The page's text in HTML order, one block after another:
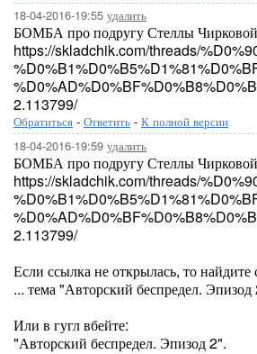
18-04-2016-19:55 удалить
БОМБА про подругу Стеллы
https://skladchik.com/threads/
2.113799/
Обратиться - Ответить - К полной версии
18-04-2016-19:59 удалить
БОМБА про подругу Стеллы
https://skladchik.com/threads/
2.113799/
Если ссылка не открылась, то
... тема "Авторский беспредел. Эпизод
Или в гугл вбейте:
"Авторский беспредел. Эпизод 2".